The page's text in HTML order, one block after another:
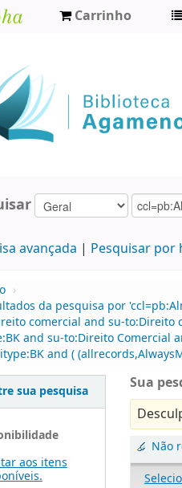
Carrinho
avançada Pesquisar por
›
da pesquisa por
comercial and su-to:Direito
and su-to:Direito Comercial
and (
sua pesquisa
aos itens
Sua
Não